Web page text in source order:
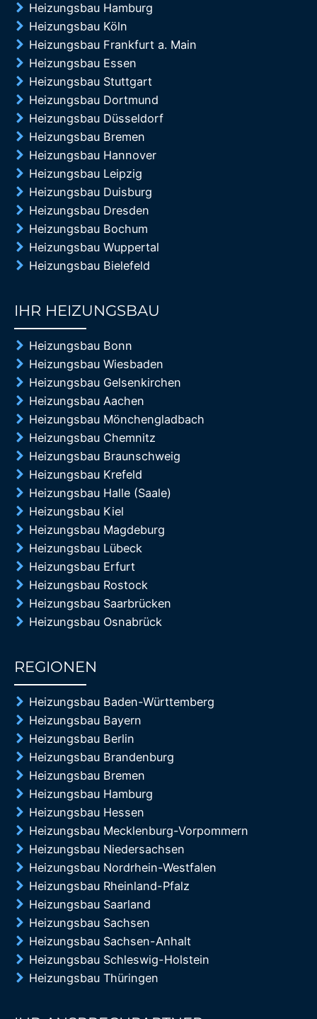
Heizungsbau Hamburg
Heizungsbau Köln
Heizungsbau Frankfurt a. Main
Heizungsbau Essen
Heizungsbau Stuttgart
Heizungsbau Dortmund
Heizungsbau Düsseldorf
Heizungsbau Bremen
Heizungsbau Hannover
Heizungsbau Leipzig
Heizungsbau Duisburg
Heizungsbau Dresden
Heizungsbau Bochum
Heizungsbau Wuppertal
Heizungsbau Bielefeld
IHR HEIZUNGSBAU
Heizungsbau Bonn
Heizungsbau Wiesbaden
Heizungsbau Gelsenkirchen
Heizungsbau Aachen
Heizungsbau Mönchengladbach
Heizungsbau Chemnitz
Heizungsbau Braunschweig
Heizungsbau Krefeld
Heizungsbau Halle (Saale)
Heizungsbau Kiel
Heizungsbau Magdeburg
Heizungsbau Lübeck
Heizungsbau Erfurt
Heizungsbau Rostock
Heizungsbau Saarbrücken
Heizungsbau Osnabrück
REGIONEN
Heizungsbau Baden-Württemberg
Heizungsbau Bayern
Heizungsbau Berlin
Heizungsbau Brandenburg
Heizungsbau Bremen
Heizungsbau Hamburg
Heizungsbau Hessen
Heizungsbau Mecklenburg-Vorpommern
Heizungsbau Niedersachsen
Heizungsbau Nordrhein-Westfalen
Heizungsbau Rheinland-Pfalz
Heizungsbau Saarland
Heizungsbau Sachsen
Heizungsbau Sachsen-Anhalt
Heizungsbau Schleswig-Holstein
Heizungsbau Thüringen